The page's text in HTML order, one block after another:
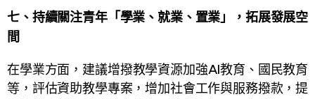
七、 持續關注青年「學業、就業、置業」，拓展發展空
間
在學業方面，建議增撥教學資源加強AI教育、國民教育
等，評估資助教學專案，增加社會工作與服務撥款，提